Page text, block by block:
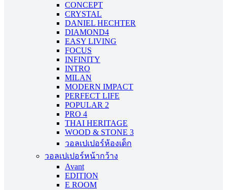
CONCEPT
CRYSTAL
DANIEL HECHTER
DIAMOND4
EASY LIVING
FOCUS
INFINITY
INTRO
MILAN
MODERN IMPACT
PERFECT LIFE
POPULAR 2
PRO 4
THAI HERITAGE
WOOD & STONE 3
วอลเปเปอร์ห้องเด็ก
วอลเปเปอร์หน้ากว้าง
Avant
EDITION
E ROOM